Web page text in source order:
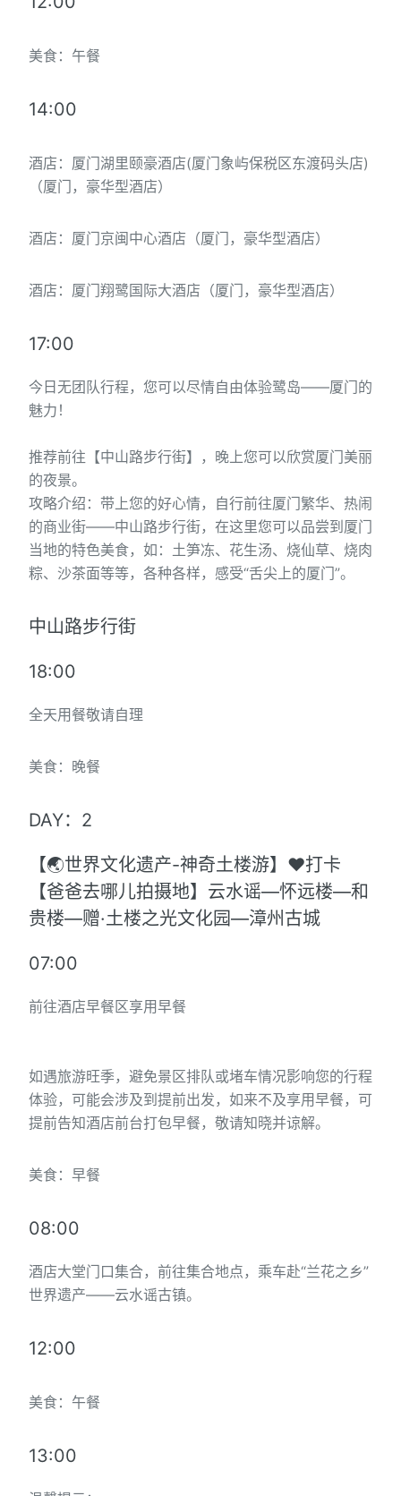
美食：午餐
14:00
酒店：厦门湖里颐豪酒店(厦门象屿保税区东渡码头店)
（厦门，豪华型酒店）
酒店：厦门京闽中心酒店（厦门，豪华型酒店）
酒店：厦门翔鹭国际大酒店（厦门，豪华型酒店）
17:00
今日无团队行程，您可以尽情自由体验鹭岛——厦门的
魅力！
推荐前往【中山路步行街】，晚上您可以欣赏厦门美丽
的夜景。
攻略介绍：带上您的好心情，自行前往厦门繁华、热闹
的商业街——中山路步行街，在这里您可以品尝到厦门
当地的特色美食，如：土笋冻、花生汤、烧仙草、烧肉
粽、沙茶面等等，各种各样，感受“舌尖上的厦门”。
中山路步行街
18:00
全天用餐敬请自理
美食：晚餐
DAY：2
【🌏世界文化遗产-神奇土楼游】❤打卡
【爸爸去哪儿拍摄地】云水谣—怀远楼—和
贵楼—赠·土楼之光文化园—漳州古城
07:00
前往酒店早餐区享用早餐
如遇旅游旺季，避免景区排队或堵车情况影响您的行程
体验，可能会涉及到提前出发，如来不及享用早餐，可
提前告知酒店前台打包早餐，敬请知晓并谅解。
美食：早餐
08:00
酒店大堂门口集合，前往集合地点，乘车赴“兰花之乡”
世界遗产——云水谣古镇。
12:00
美食：午餐
13:00